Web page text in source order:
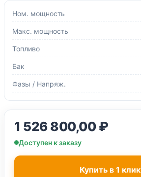
Ном. мощность
Макс. мощность
Топливо
Бак
Фазы / Напряж.
1 526 800,00₽
Доступен к заказу
Купить в 1 клик